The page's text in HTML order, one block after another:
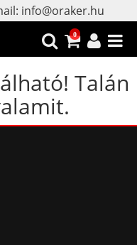
info@oraker.hu
0
Talán